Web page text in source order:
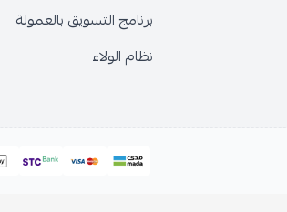
برنامج التسويق بالعمولة
نظام الولاء